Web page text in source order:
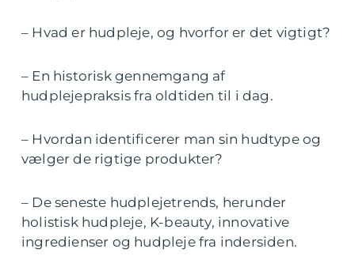
– Hvad er hudpleje, og hvorfor er det vigtigt?
– En historisk gennemgang af
hudplejepraksis fra oldtiden til i dag.
– Hvordan identificerer man sin hudtype og
vælger de rigtige produkter?
– De seneste hudplejetrends, herunder
holistisk hudpleje, K-beauty, innovative
ingredienser og hudpleje fra indersiden.